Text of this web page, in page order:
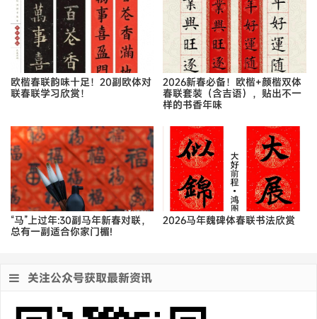
欧楷春联韵味十足！20副欧体对
联春联学习欣赏！
2026新春必备！欧楷+颜楷双体
春联套装（含吉语），贴出不一
样的书香年味
“马”上过年:30副马年新春对联，
总有一副适合你家门楣!
2026马年魏碑体春联书法欣赏
关注公众号获取最新资讯